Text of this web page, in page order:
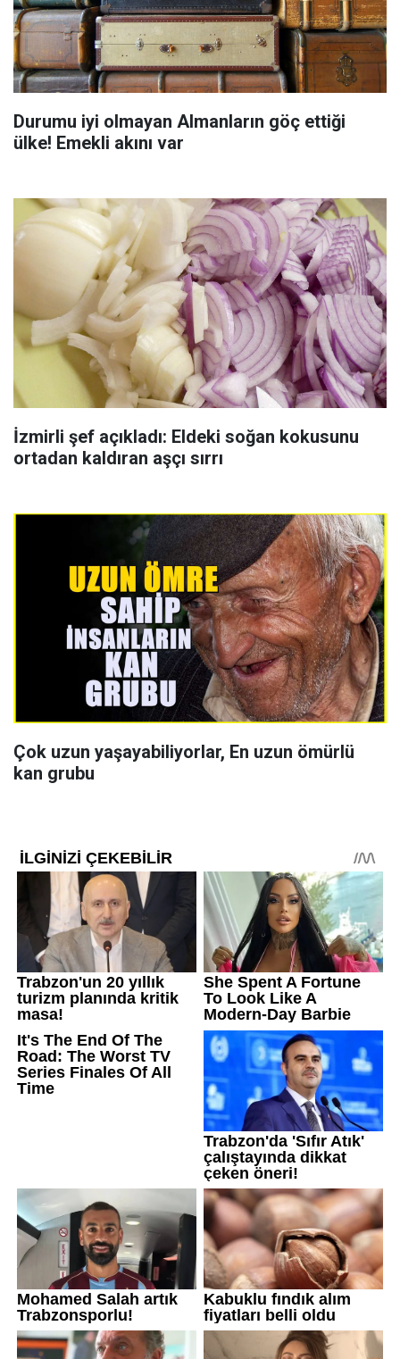
Durumu iyi olmayan Almanların göç ettiği
ülke! Emekli akını var
İzmirli şef açıkladı: Eldeki soğan kokusunu
ortadan kaldıran aşçı sırrı
Çok uzun yaşayabiliyorlar, En uzun ömürlü
kan grubu